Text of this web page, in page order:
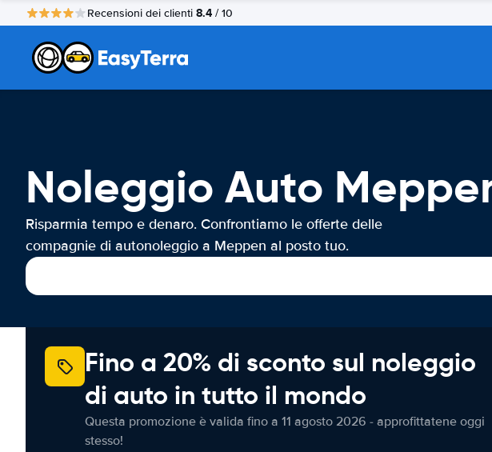
Recensioni dei clienti 8.4 / 10
Noleggio Auto
Risparmia tempo e denaro. Confrontiamo le offerte delle
compagnie di autonoleggio a Meppen al posto tuo.
Fino a 20% di sconto sul noleggio
di auto in tutto il mondo
Questa promozione è valida fino a 11 agosto 2026 - approfittatene oggi
stesso!